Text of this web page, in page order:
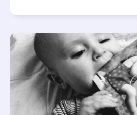
APPEL À SOUTIEN